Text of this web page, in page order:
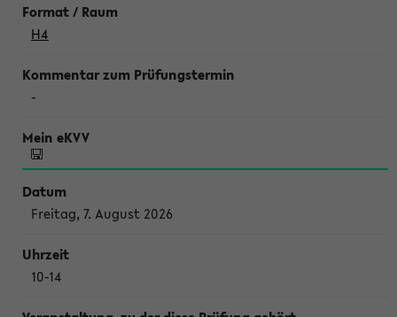
H4
-
Freitag, 7. August 2026
10-14